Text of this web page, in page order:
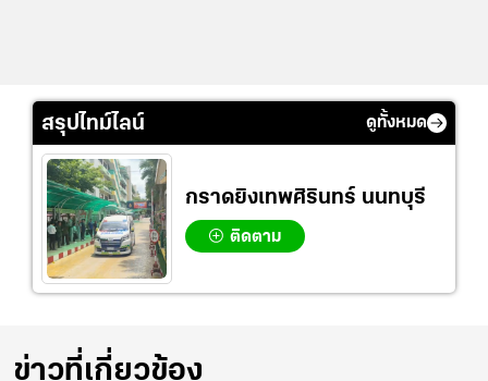
สรุปไทม์ไลน์ ดูทั้งหมด
กราดยิงเทพศิรินทร์ นนทบุรี
ติดตาม
ข่าวที่เกี่ยวข้อง